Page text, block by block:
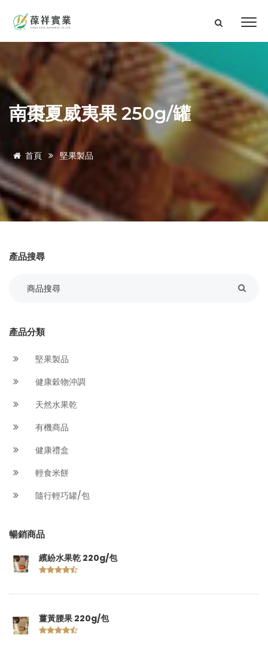
南棗夏威夷果 250g/罐
首頁 堅果製品
產品搜尋
產品分類
堅果製品
健康穀物沖調
天然水果乾
有機商品
健康禮盒
輕食米餅
隨行輕巧罐/包
暢銷商品
繽紛水果乾 220g/包
薑黃腰果 220g/包